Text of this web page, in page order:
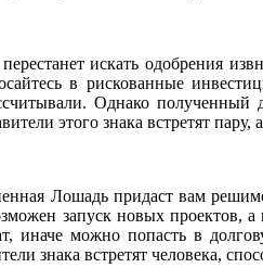
искать одобрения
в рискованные
Однако полученный
этого знака встретят
Лошадь придаст вам
запуск новых проектов,
иначе можно попасть в
знака встретят человека,